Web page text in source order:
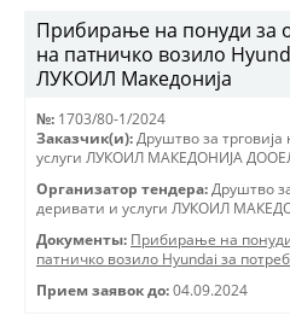
Прибирање на понуди за
на патничко возило
ЛУКОИЛ Македонија
№: 1703/80-1/2024
Заказчик(и): Друштво за
услуги ЛУКОИЛ МАКЕДОНИJА
Организатор тендера: Друштво
деривати и услуги ЛУКОИЛ
Документы: Прибирање на
патничко возило Hyundai за
Прием заявок до: 04.09.2024